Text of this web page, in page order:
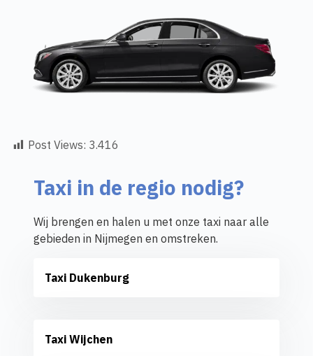
Taxi in de regio nodig?
Wij brengen en halen u met onze taxi naar alle
gebieden in Nijmegen en omstreken.
Taxi Dukenburg
Taxi Wijchen
Post Views: 3.416